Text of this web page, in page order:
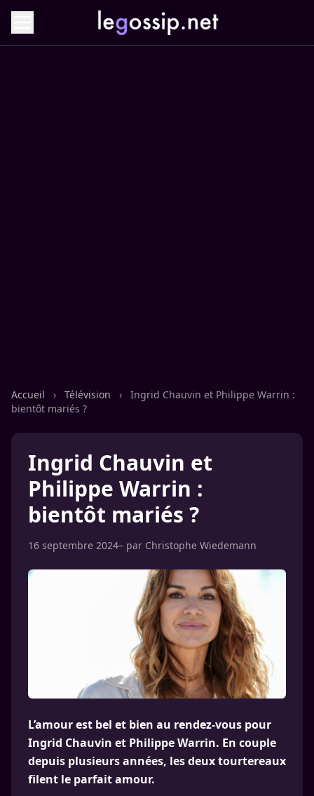
Accueil › Télévision ›
Ingrid Chauvin et Philippe Warrin :
bientôt mariés ?
Ingrid Chauvin et
Philippe Warrin :
bientôt mariés ?
16 septembre 2024– par Christophe Wiedemann
L’amour est bel et bien au rendez-vous pour
Ingrid Chauvin et Philippe Warrin. En couple
depuis plusieurs années, les deux tourtereaux
filent le parfait amour.